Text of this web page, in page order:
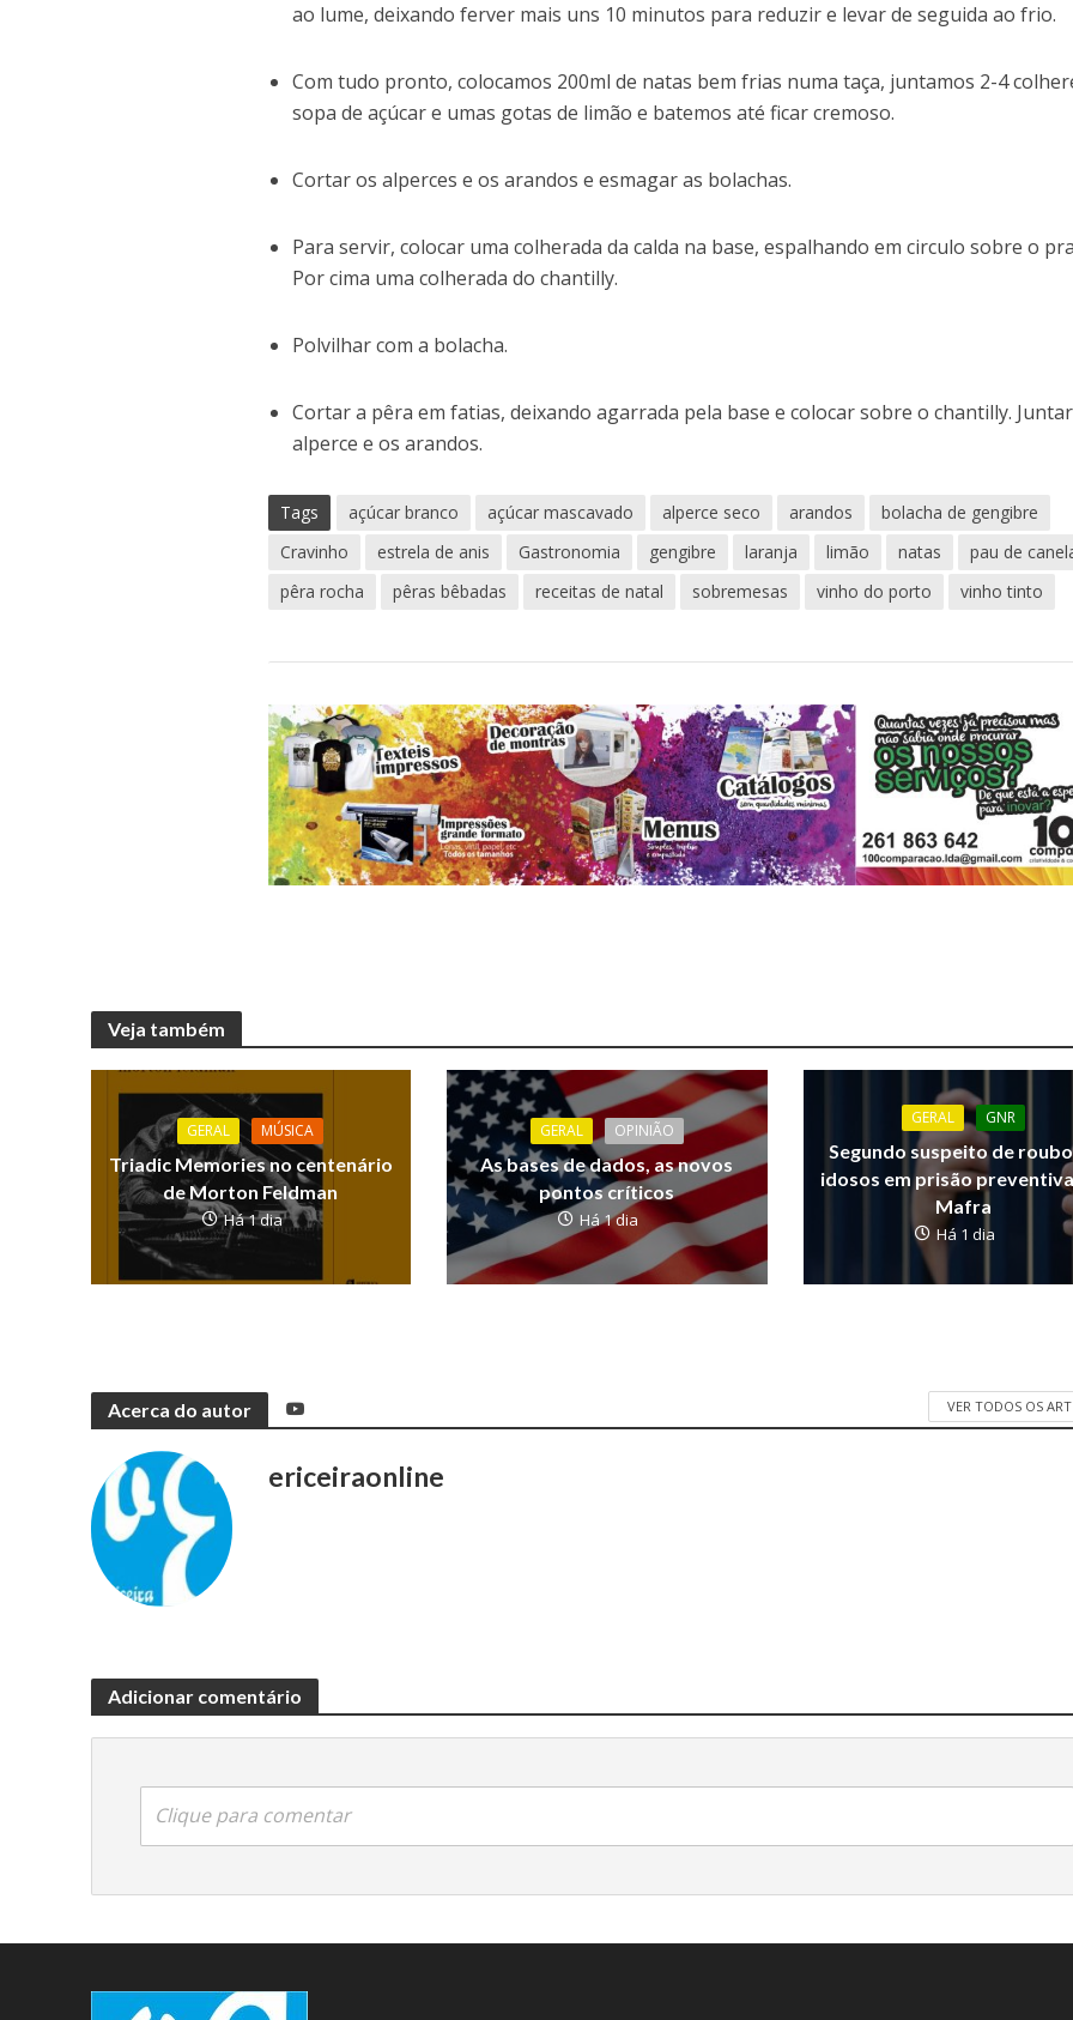
ao lume, deixando ferver mais uns 10 minutos para reduzir e levar de seguida ao frio.
Com tudo pronto, colocamos 200ml de natas bem frias numa taça, juntamos 2-4
sopa de açúcar e umas gotas de limão e batemos até ficar cremoso.
Cortar os alperces e os arandos e esmagar as bolachas.
Para servir, colocar uma colherada da calda na base, espalhando em circulo sobre o
Por cima uma colherada do chantilly.
Polvilhar com a bolacha.
Cortar a pêra em fatias, deixando agarrada pela base e colocar sobre o chantilly.
alperce e os arandos.
Tags açúcar branco açúcar mascavado alperce seco arandos
bolacha de gengibre
Cravinho
estrela de anis Gastronomia gengibre laranja limão natas
pau de
pêra rocha
pêras bêbadas receitas de natal sobremesas vinho do porto vinho tinto
Veja também
GERAL MÚSICA
Triadic Memories no centenário
de Morton Feldman
Há 1 dia
GERAL OPINIÃO
As bases de dados, as novos
pontos críticos
Há 1 dia
GERAL GNR
Segundo suspeito de
idosos em prisão
Mafra
Há 1 dia
Acerca do autor VER TODOS OS
ericeiraonline
Adicionar comentário
Clique para comentar